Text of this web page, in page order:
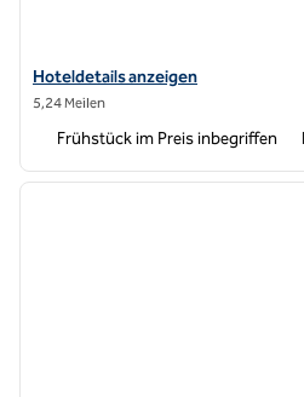
Hoteldetails für Embassy Suites by
Hoteldetails anzeigen
5,24 Meilen
Frühstück im Preis inbegriffen
1 von 12